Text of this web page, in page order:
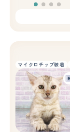
マイクロチップ装着